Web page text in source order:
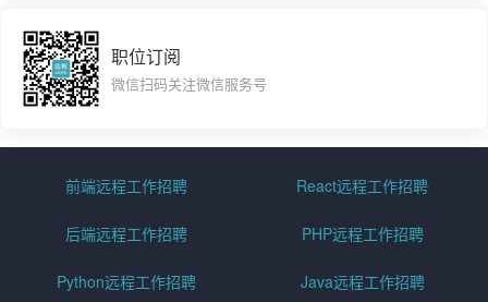
职位订阅
微信扫码关注微信服务号
前端远程工作招聘 React远程工作招聘
后端远程工作招聘 PHP远程工作招聘
Python远程工作招聘 Java远程工作招聘